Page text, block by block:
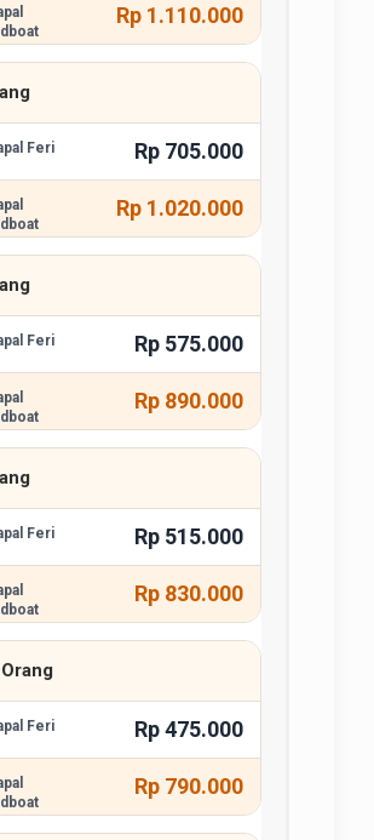
Rp 1.110.000
Rp 705.000
Rp 1.020.000
Rp 575.000
Rp 890.000
Rp 515.000
Rp 830.000
Rp 475.000
Rp 790.000